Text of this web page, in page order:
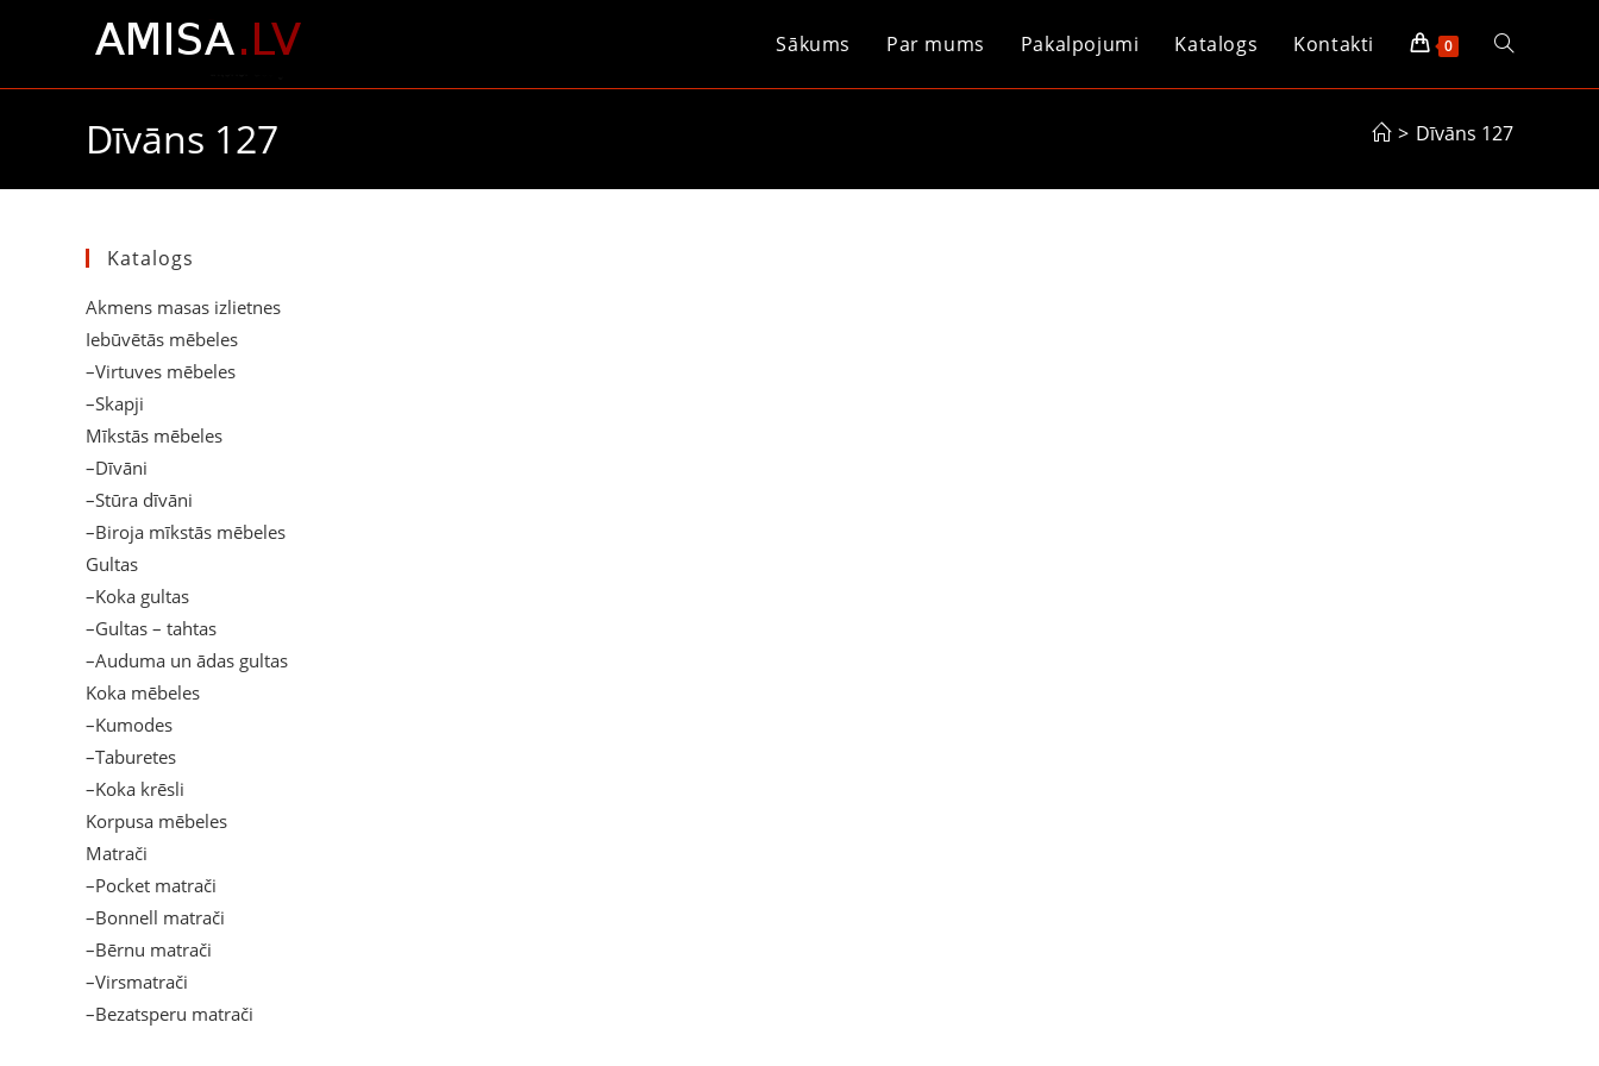
Sākums Par mums Pakalpojumi Katalogs Kontakti 0
Dīvāns 127 > Dīvāns 127
Katalogs
Akmens masas izlietnes
Iebūvētās mēbeles
–Virtuves mēbeles
–Skapji
Mīkstās mēbeles
–Dīvāni
–Stūra dīvāni
–Biroja mīkstās mēbeles
Gultas
–Koka gultas
–Gultas – tahtas
–Auduma un ādas gultas
Koka mēbeles
–Kumodes
–Taburetes
–Koka krēsli
Korpusa mēbeles
Matrači
–Pocket matrači
–Bonnell matrači
–Bērnu matrači
–Virsmatrači
–Bezatsperu matrači